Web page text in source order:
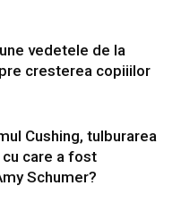
vedetele de la
cresterea copiiilor
Cushing, tulburarea
care a fost
Schumer?